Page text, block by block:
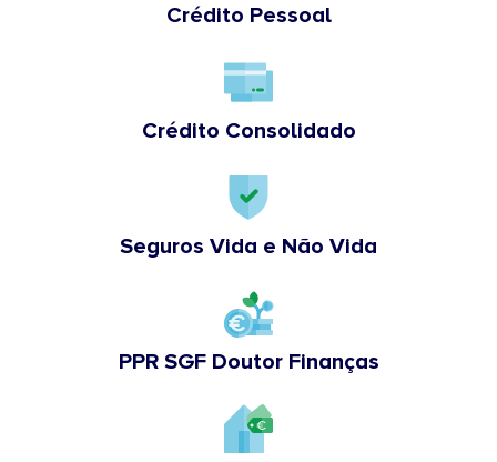
Crédito Pessoal
Crédito Consolidado
Seguros Vida e Não Vida
PPR SGF Doutor Finanças